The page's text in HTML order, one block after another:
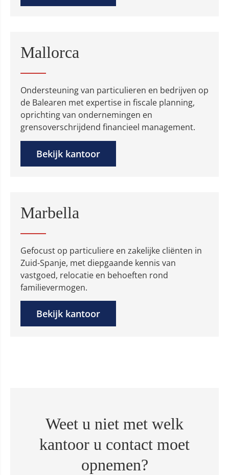
Mallorca
Ondersteuning van particulieren en bedrijven op
de Balearen met expertise in fiscale planning,
oprichting van ondernemingen en
grensoverschrijdend financieel management.
Bekijk kantoor
Marbella
Gefocust op particuliere en zakelijke cliënten in
Zuid-Spanje, met diepgaande kennis van
vastgoed, relocatie en behoeften rond
familievermogen.
Bekijk kantoor
Weet u niet met welk
kantoor u contact moet
opnemen?